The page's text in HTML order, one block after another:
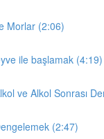
Morlar (2:06)
ile başlamak (4:19)
ve Alkol Sonrası
(2:47)